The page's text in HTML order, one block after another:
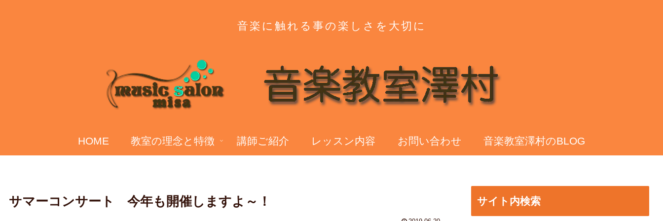
音楽に触れる事の楽しさを大切に
HOME 教室の理念と特徴 講師ご紹介 レッスン内容 お問い合わせ 音楽教室澤村のBLOG
サマーコンサート 今年も開催しますよ～！ サイト内検索